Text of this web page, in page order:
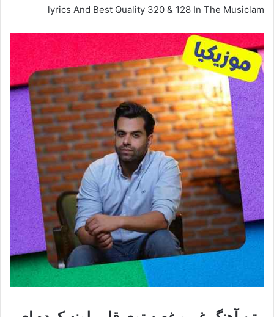
lyrics And Best Quality 320 & 128 In The Musiclam